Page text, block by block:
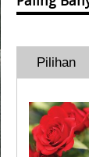
Pilihan